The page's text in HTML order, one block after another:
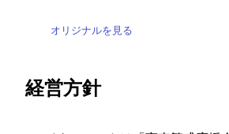
オリジナルを見る
経営方針